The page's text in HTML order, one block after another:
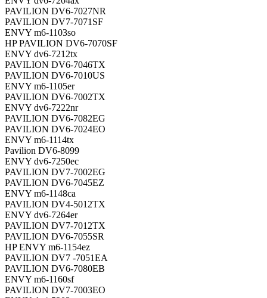
PAVILION DV6-7027NR
PAVILION DV7-7071SF
ENVY m6-1103so
HP PAVILION DV6-7070SF
ENVY dv6-7212tx
PAVILION DV6-7046TX
PAVILION DV6-7010US
ENVY m6-1105er
PAVILION DV6-7002TX
ENVY dv6-7222nr
PAVILION DV6-7082EG
PAVILION DV6-7024EO
ENVY m6-1114tx
Pavilion DV6-8099
ENVY dv6-7250ec
PAVILION DV7-7002EG
PAVILION DV6-7045EZ
ENVY m6-1148ca
PAVILION DV4-5012TX
ENVY dv6-7264er
PAVILION DV7-7012TX
PAVILION DV6-7055SR
HP ENVY m6-1154ez
PAVILION DV7 -7051EA
PAVILION DV6-7080EB
ENVY m6-1160sf
PAVILION DV7-7003EO